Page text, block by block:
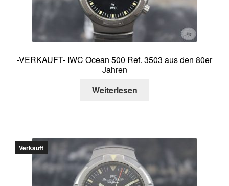
-VERKAUFT- IWC Ocean 500 Ref. 3503 aus den 80er
Jahren
Weiterlesen
Verkauft